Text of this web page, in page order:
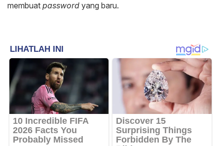
membuat password yang baru.